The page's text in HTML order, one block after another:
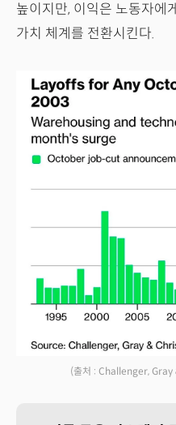
높이지만, 이익은 노동자에
가치 체계를 전환시킨다.
(출처 : Challenger,